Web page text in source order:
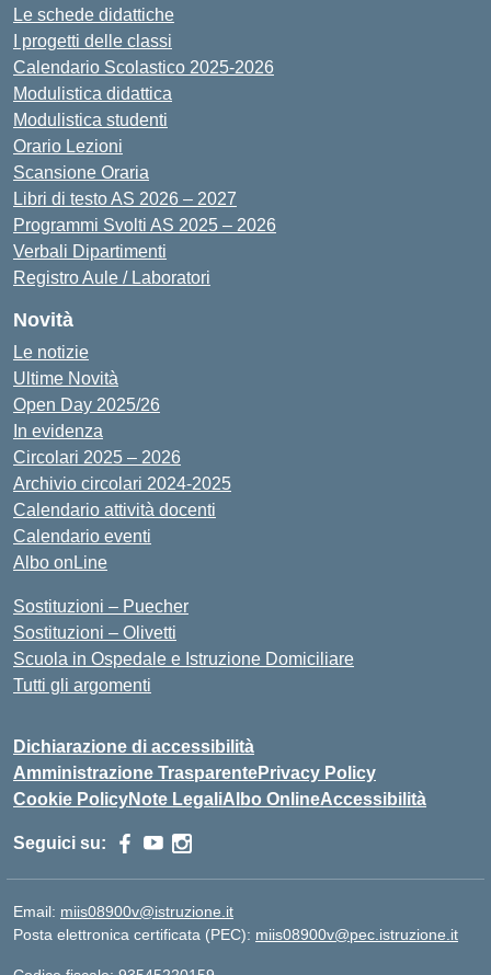
Le schede didattiche
I progetti delle classi
Calendario Scolastico 2025-2026
Modulistica didattica
Modulistica studenti
Orario Lezioni
Scansione Oraria
Libri di testo AS 2026 – 2027
Programmi Svolti AS 2025 – 2026
Verbali Dipartimenti
Registro Aule / Laboratori
Novità
Le notizie
Ultime Novità
Open Day 2025/26
In evidenza
Circolari 2025 – 2026
Archivio circolari 2024-2025
Calendario attività docenti
Calendario eventi
Albo onLine
Sostituzioni – Puecher
Sostituzioni – Olivetti
Scuola in Ospedale e Istruzione Domiciliare
Tutti gli argomenti
Dichiarazione di accessibilità
Amministrazione TrasparentePrivacy Policy
Cookie PolicyNote LegaliAlbo OnlineAccessibilità
Seguici su:
Email: miis08900v@istruzione.it
Posta elettronica certificata (PEC): miis08900v@pec.istruzione.it